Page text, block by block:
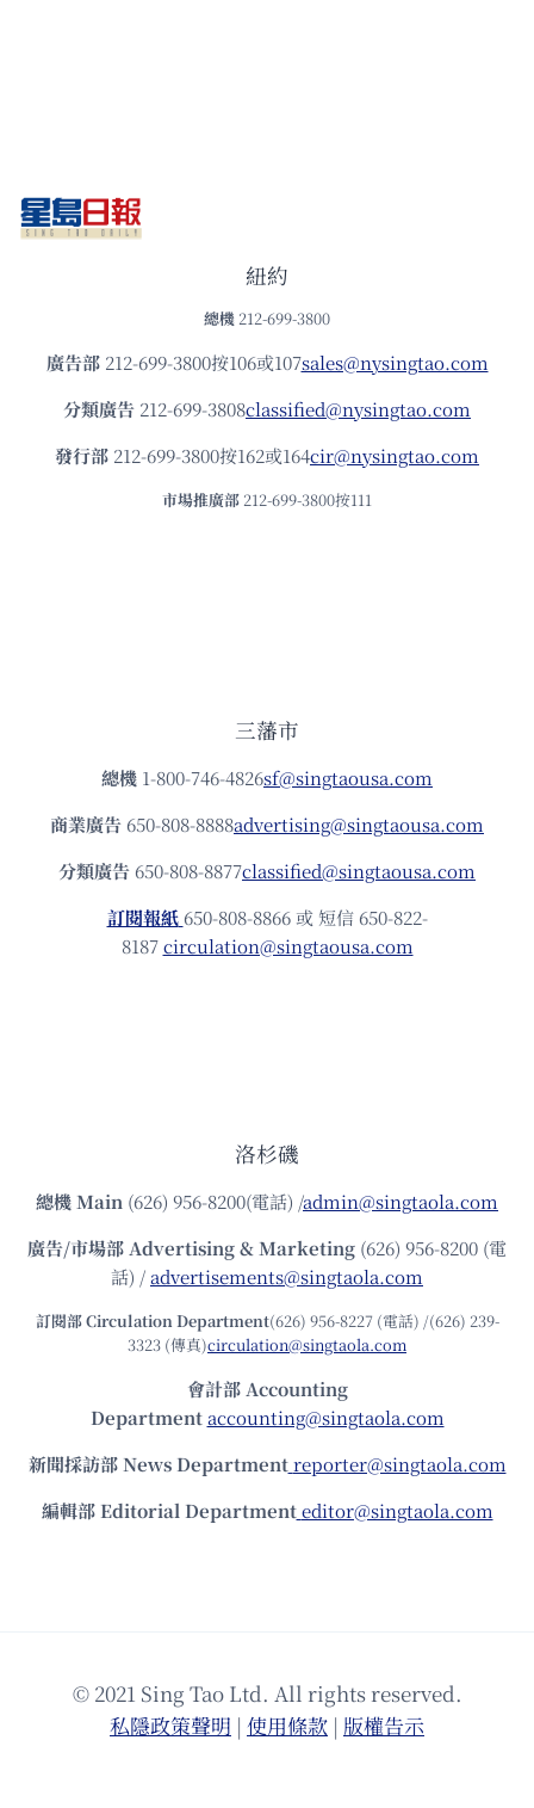
紐約
總機 212-699-3800
廣告部212-699-3800按106或107sales@nysingtao.com
分類廣告 212-699-3808classified@nysingtao.com
發⾏部 212-699-3800按162或164cir@nysingtao.com
市場推廣部 212-699-3800按111
三藩市
總機 1-800-746-4826sf@singtaousa.com
商業廣告 650-808-8888advertising@singtaousa.com
分類廣告 650-808-8877classified@singtaousa.com
訂閱報紙 650-808-8866 或 短信 650-822-
8187circulation@singtaousa.com
洛杉磯
總機Main (626) 956-8200(電話) /admin@singtaola.com
廣告/市場部Advertising & Marketing (626) 956-8200 (電
話) /advertisements@singtaola.com
訂閱部 Circulation Department(626) 956-8227 (電話) /(626) 239-
3323 (傳真)circulation@singtaola.com
會計部 Accounting
Department accounting@singtaola.com
新聞採訪部 News Department reporter@singtaola.com
編輯部 Editorial Department editor@singtaola.com
© 2021 Sing Tao Ltd. All rights reserved.
私隱政策聲明 | 使⽤條款 | 版權告⽰